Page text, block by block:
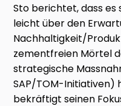
Sto berichtet, dass es
leicht über den
Nachhaltigkeit/
zementfreien Mörtel
strategische
SAP/TOM-Initiativen)
bekräftigt seinen